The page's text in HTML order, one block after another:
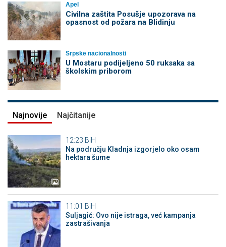
Apel
Civilna zaštita Posušje upozorava na
opasnost od požara na Blidinju
Srpske nacionalnosti
U Mostaru podijeljeno 50 ruksaka sa
školskim priborom
Najnovije Najčitanije
12:23 BiH
Na području Kladnja izgorjelo oko osam
hektara šume
11:01 BiH
Suljagić: Ovo nije istraga, već kampanja
zastrašivanja